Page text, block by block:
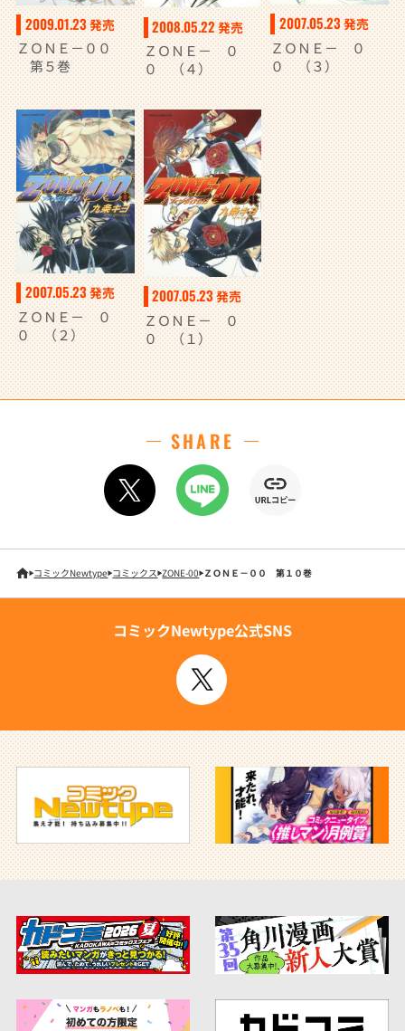
2009.01.23 発売
ＺＯＮＥ－００
第５巻
2008.05.22 発売
ＺＯＮＥ－ ０
０ （４）
2007.05.23 発売
ＺＯＮＥ－ ０
０ （３）
2007.05.23 発売
ＺＯＮＥ－ ０
０ （２）
2007.05.23 発売
ＺＯＮＥ－ ０
０ （１）
SHARE
コミックNewtype コミックス ZONE-00 ＺＯＮＥ－００ 第１０巻
コミックNewtype公式SNS